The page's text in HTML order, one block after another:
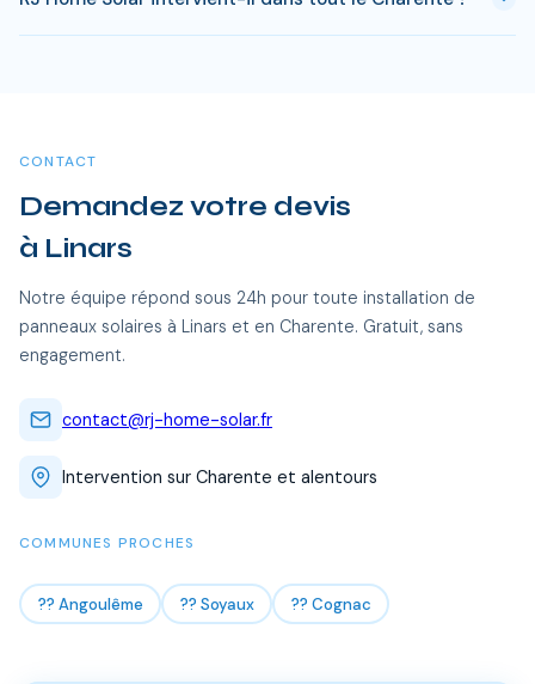
investissement est atteint en 8-10 ans pour une installation
standard. L'electricite produite est ensuite quasi gratuite
CONTACT
Demandez votre devis
à Linars
Notre équipe répond sous 24h pour toute installation de
panneaux solaires à Linars et en Charente. Gratuit, sans
engagement.
contact@rj-home-solar.fr
Intervention sur Charente et alentours
COMMUNES PROCHES
?? Angoulême ?? Soyaux ?? Cognac